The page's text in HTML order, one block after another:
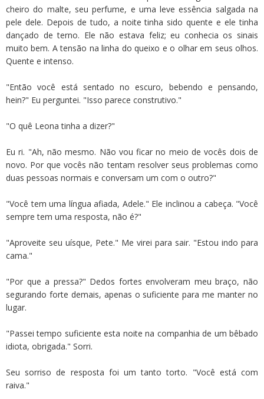
cheiro do malte, seu perfume, e uma leve essência salgada na
pele dele. Depois de tudo, a noite tinha sido quente e ele tinha
dançado de terno. Ele não estava feliz; eu conhecia os sinais
muito bem. A tensão na linha do queixo e o olhar em seus olhos.
Quente e intenso.
"Então você está sentado no escuro, bebendo e pensando,
hein?" Eu perguntei. "Isso parece construtivo."
"O quê Leona tinha a dizer?"
Eu ri. "Ah, não mesmo. Não vou ficar no meio de vocês dois de
novo. Por que vocês não tentam resolver seus problemas como
duas pessoas normais e conversam um com o outro?"
"Você tem uma língua afiada, Adele." Ele inclinou a cabeça. "Você
sempre tem uma resposta, não é?"
"Aproveite seu uísque, Pete." Me virei para sair. "Estou indo para
cama."
"Por que a pressa?" Dedos fortes envolveram meu braço, não
segurando forte demais, apenas o suficiente para me manter no
lugar.
"Passei tempo suficiente esta noite na companhia de um bêbado
idiota, obrigada." Sorri.
Seu sorriso de resposta foi um tanto torto. "Você está com
raiva."